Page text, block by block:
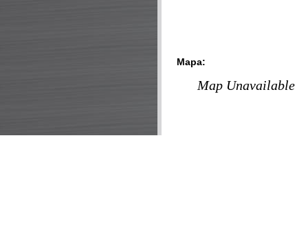
Mapa:
Map Unavailable